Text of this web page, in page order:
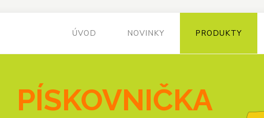
ÚVOD NOVINKY PRODUKTY
PÍSKOVNIČKA